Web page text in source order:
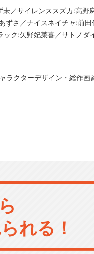
／サイレンススズカ:高野
ずさ／ナイスネイチャ:前
ク:矢野妃菜喜／サトノダ
ラクターデザイン・総作画
れる！